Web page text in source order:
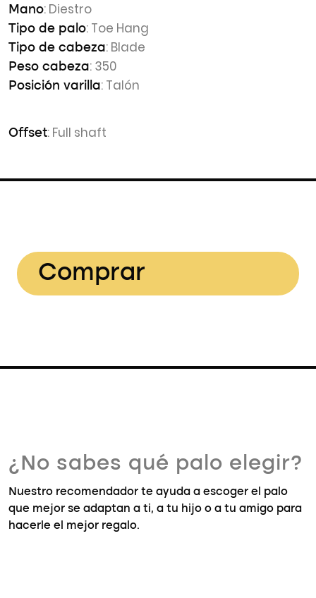
Mano: Diestro
Tipo de palo: Toe Hang
Tipo de cabeza: Blade
Peso cabeza: 350
Posición varilla: Talón
Offset: Full shaft
Comprar
¿No sabes qué palo elegir?
Nuestro recomendador te ayuda a escoger el palo
que mejor se adaptan a ti, a tu hijo o a tu amigo para
hacerle el mejor regalo.